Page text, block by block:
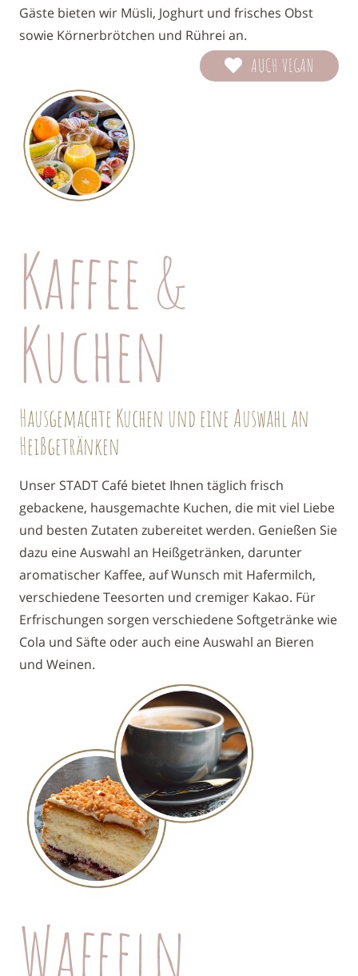
Gäste bieten wir Müsli, Joghurt und frisches Obst
sowie Körnerbrötchen und Rührei an.
AUCH VEGAN
Kaffee &
Kuchen
Hausgemachte Kuchen und eine Auswahl an
Heißgetränken
Unser STADT Café bietet Ihnen täglich frisch
gebackene, hausgemachte Kuchen, die mit viel Liebe
und besten Zutaten zubereitet werden. Genießen Sie
dazu eineAuswahl an Heißgetränken, darunter
aromatischer Kaffee, auf Wunsch mit Hafermilch,
verschiedene Teesorten und cremiger Kakao. Für
Erfrischungen sorgen verschiedene Softgetränke wie
Cola und Säfte oderauch eine Auswahl an Bieren
und Weinen.
Waffeln